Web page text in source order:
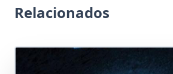
Relacionados